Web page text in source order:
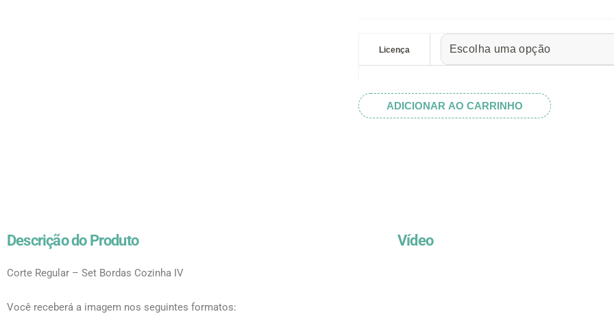
através
R$ 32.82
Licença
quantidade
ADICIONAR AO CARRINHO
Descrição do Produto
Corte Regular – Set Bordas Cozinha IV
Você receberá a imagem nos seguintes formatos:
Vídeo